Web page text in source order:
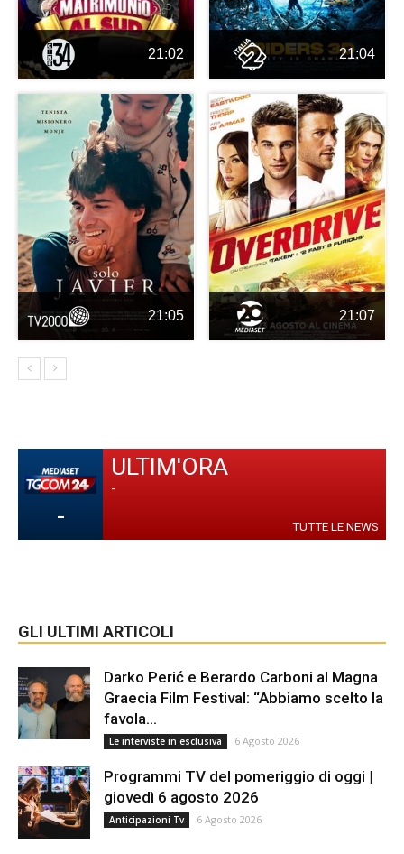
21:02 21:04
21:05 21:07
-
ULTIM'ORA
-
TUTTE LE NEWS
GLI ULTIMI ARTICOLI
Darko Perić e Berardo Carboni al Magna
Graecia Film Festival: “Abbiamo scelto la
favola...
Le interviste in esclusiva 6 Agosto 2026
Programmi TV del pomeriggio di oggi |
giovedì 6 agosto 2026
Anticipazioni Tv 6 Agosto 2026